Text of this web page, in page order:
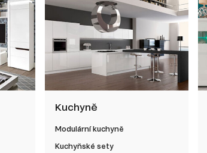
Kuchyně
Modulární kuchyně
Kuchyňské sety